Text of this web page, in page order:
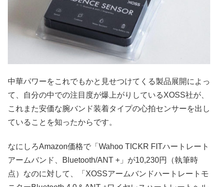
中華パワーをこれでもかと見せつけてくる製品展開によっ
て、自分の中での注目度が爆上がりしているXOSS社が、
これまた安価な腕バンド装着タイプの心拍センサーを出し
ていることを知ったからです。
なにしろAmazon価格で「Wahoo TICKR FITハートレート
アームバンド、Bluetooth/ANT +」が10,230円（執筆時
点）なのに対して、「XOSSアームバンドハートレートモ